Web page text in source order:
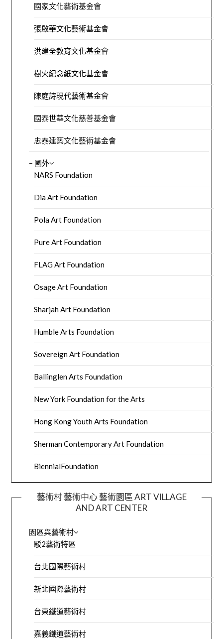
國家文化藝術基金會
張啟華文化藝術基金會
洪建全教育文化基金會
樹火紀念紙文化基金會
陳庭詩現代藝術基金會
國泰世華文化慈善基金會
忠泰建築文化藝術基金會
– 國外
NARS Foundation
Dia Art Foundation
Pola Art Foundation
Pure Art Foundation
FLAG Art Foundation
Osage Art Foundation
Sharjah Art Foundation
Humble Arts Foundation
Sovereign Art Foundation
Ballinglen Arts Foundation
New York Foundation for the Arts
Hong Kong Youth Arts Foundation
Sherman Contemporary Art Foundation
BiennialFoundation
藝術村 藝術中心 藝術園區 ART VILLAGE
AND ART CENTER
園區與藝術村
駁2藝術特區
台北國際藝術村
新北國際藝術村
台東鐵道藝術村
嘉義鐵道藝術村